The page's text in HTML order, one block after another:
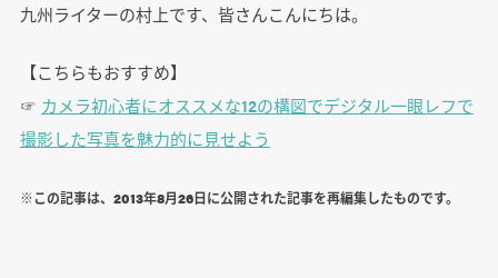
九州ライターの村上です、皆さんこんにちは。
【こちらもおすすめ】
☞ カメラ初心者にオススメな12の構図でデジタル一眼レフで
撮影した写真を魅力的に見せよう
※この記事は、2013年8月26日に公開された記事を再編集したものです。